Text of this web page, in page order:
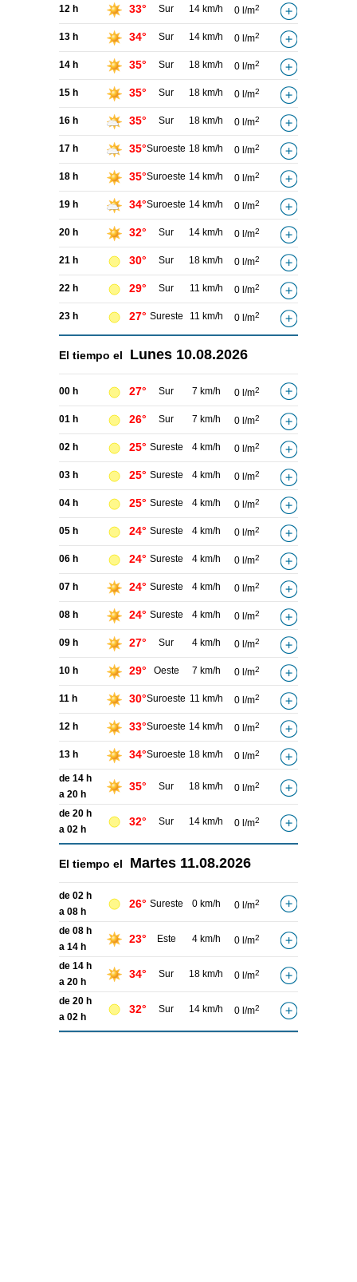
12 h 33° Sur 14 km/h 0 l/m2
13 h 34° Sur 14 km/h 0 l/m2
14 h 35° Sur 18 km/h 0 l/m2
15 h 35° Sur 18 km/h 0 l/m2
16 h 35° Sur 18 km/h 0 l/m2
17 h 35°Suroeste 18 km/h 0 l/m2
18 h 35°Suroeste 14 km/h 0 l/m2
19 h 34°Suroeste 14 km/h 0 l/m2
20 h 32° Sur 14 km/h 0 l/m2
21 h 30° Sur 18 km/h 0 l/m2
22 h 29° Sur 11 km/h 0 l/m2
23 h 27° Sureste 11 km/h 0 l/m2
El tiempo el Lunes 10.08.2026
00 h 27° Sur 7 km/h 0 l/m2
01 h 26° Sur 7 km/h 0 l/m2
02 h 25° Sureste 4 km/h 0 l/m2
03 h 25° Sureste 4 km/h 0 l/m2
04 h 25° Sureste 4 km/h 0 l/m2
05 h 24° Sureste 4 km/h 0 l/m2
06 h 24° Sureste 4 km/h 0 l/m2
07 h 24° Sureste 4 km/h 0 l/m2
08 h 24° Sureste 4 km/h 0 l/m2
09 h 27° Sur 4 km/h 0 l/m2
10 h 29° Oeste 7 km/h 0 l/m2
11 h 30°Suroeste 11 km/h 0 l/m2
12 h 33°Suroeste 14 km/h 0 l/m2
13 h 34°Suroeste 18 km/h 0 l/m2
de 14 h
a 20 h
35° Sur 18 km/h 0 l/m2
de 20 h
a 02 h
32° Sur 14 km/h 0 l/m2
El tiempo el Martes 11.08.2026
de 02 h
a 08 h
26° Sureste 0 km/h 0 l/m2
de 08 h
a 14 h
23° Este 4 km/h 0 l/m2
de 14 h
a 20 h
34° Sur 18 km/h 0 l/m2
de 20 h
a 02 h
32° Sur 14 km/h 0 l/m2